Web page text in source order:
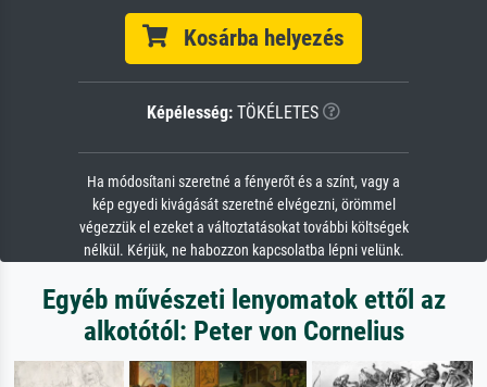
Kosárba helyezés
Képélesség: TÖKÉLETES
Ha módosítani szeretné a fényerőt és a színt, vagy a
kép egyedi kivágását szeretné elvégezni, örömmel
végezzük el ezeket a változtatásokat további költségek
nélkül. Kérjük, ne habozzon kapcsolatba lépni velünk.
Egyéb művészeti lenyomatok ettől az
alkotótól: Peter von Cornelius